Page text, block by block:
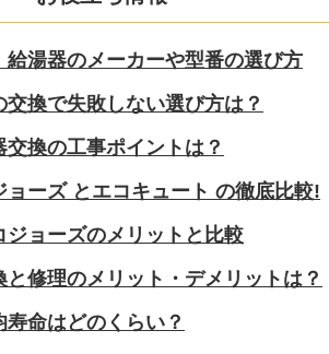
給湯器のメーカーや型番の選び方
交換で失敗しない選び方は？
換の工事ポイントは？
ョーズ とエコキュート の徹底比較!
ジョーズのメリットと比較
と修理のメリット・デメリットは？
命はどのくらい？